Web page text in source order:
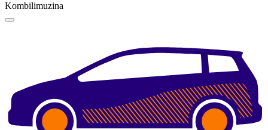
Kombilimuzina